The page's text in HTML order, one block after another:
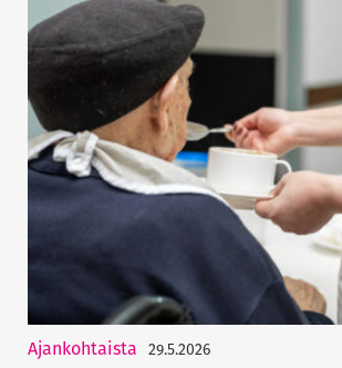
Ajankohtaista 29.5.2026